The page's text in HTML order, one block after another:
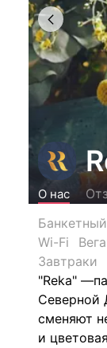
О нас
Wi-Fi
Завтраки
"Reka"
Северной
сменяют
и